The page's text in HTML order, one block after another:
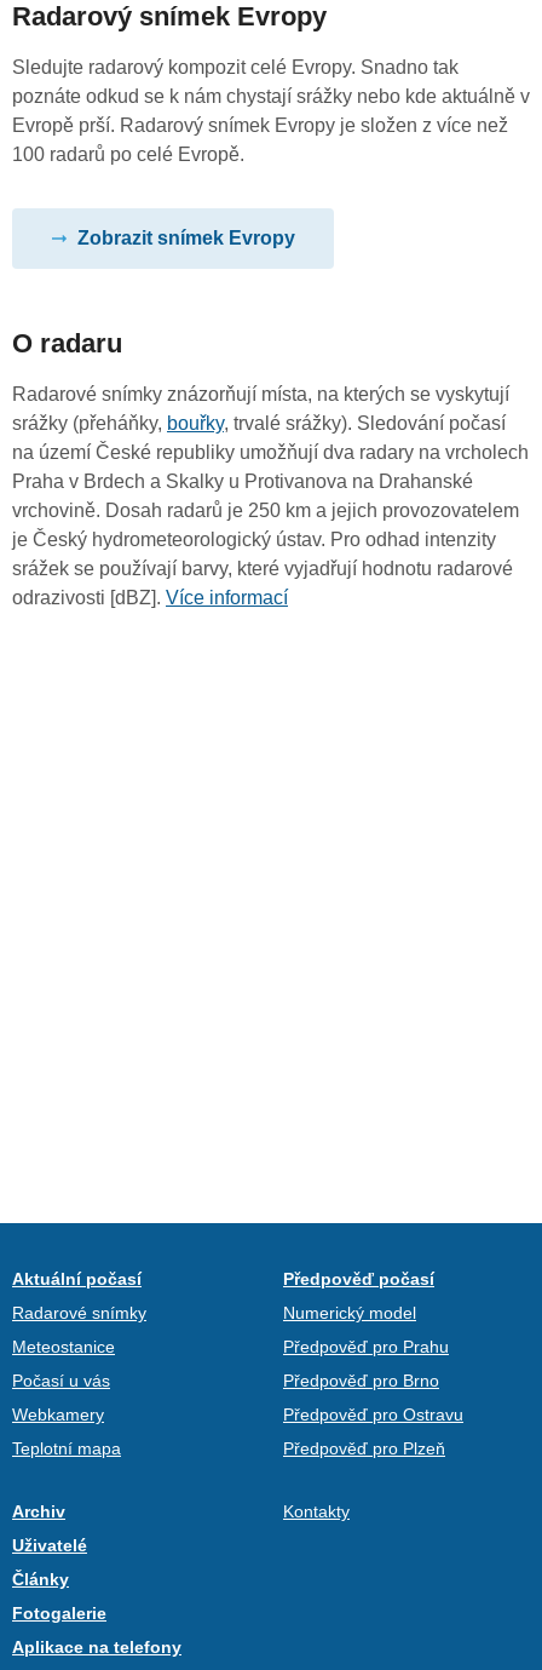
Radarový snímek Evropy
Sledujte radarový kompozit celé Evropy. Snadno tak
poznáte odkud se k nám chystají srážky nebo kde aktuálně v
Evropě prší. Radarový snímek Evropy je složen z více než
100 radarů po celé Evropě.
Zobrazit snímek Evropy
O radaru
Radarové snímky znázorňují místa, na kterých se vyskytují
srážky (přeháňky, bouřky, trvalé srážky). Sledování počasí
na území České republiky umožňují dva radary na vrcholech
Praha v Brdech a Skalky u Protivanova na Drahanské
vrchovině. Dosah radarů je 250 km a jejich provozovatelem
je Český hydrometeorologický ústav. Pro odhad intenzity
srážek se používají barvy, které vyjadřují hodnotu radarové
odrazivosti [dBZ]. Více informací
Aktuální počasí
Radarové snímky
Meteostanice
Počasí u vás
Webkamery
Teplotní mapa
Předpověď počasí
Numerický model
Předpověď pro Prahu
Předpověď pro Brno
Předpověď pro Ostravu
Předpověď pro Plzeň
Archiv
Uživatelé
Články
Fotogalerie
Aplikace na telefony
Kontakty